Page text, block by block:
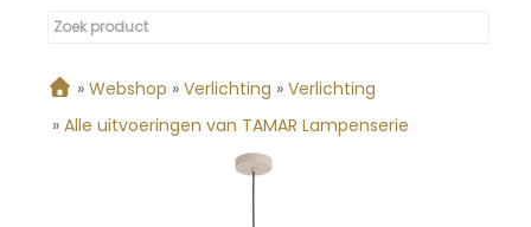
» Webshop » Verlichting » Verlichting
» Alle uitvoeringen van TAMAR Lampenserie